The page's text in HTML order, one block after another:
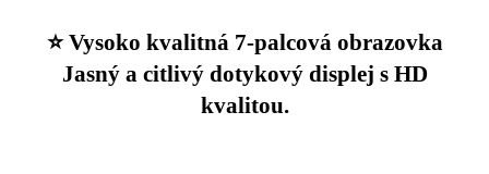
⭐️ Vysoko kvalitná 7-palcová obrazovka
Jasný a citlivý dotykový displej s HD
kvalitou.